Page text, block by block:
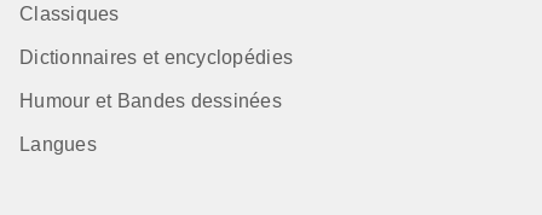
Classiques
Dictionnaires et encyclopédies
Humour et Bandes dessinées
Langues